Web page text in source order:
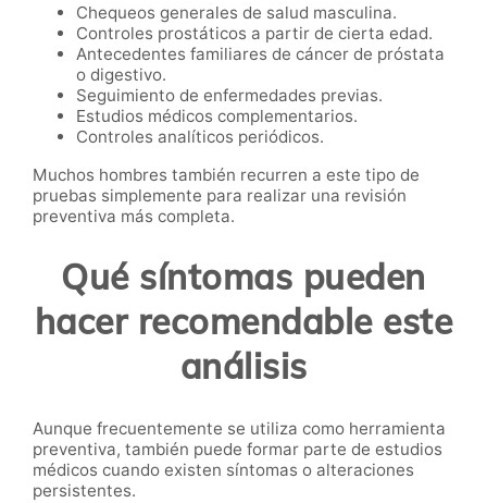
Chequeos generales de salud masculina.
Controles prostáticos a partir de cierta edad.
Antecedentes familiares de cáncer de próstata
o digestivo.
Seguimiento de enfermedades previas.
Estudios médicos complementarios.
Controles analíticos periódicos.
Muchos hombres también recurren a este tipo de
pruebas simplemente para realizar una revisión
preventiva más completa.
Qué síntomas pueden
hacer recomendable este
análisis
Aunque frecuentemente se utiliza como herramienta
preventiva, también puede formar parte de estudios
médicos cuando existen síntomas o alteraciones
persistentes.